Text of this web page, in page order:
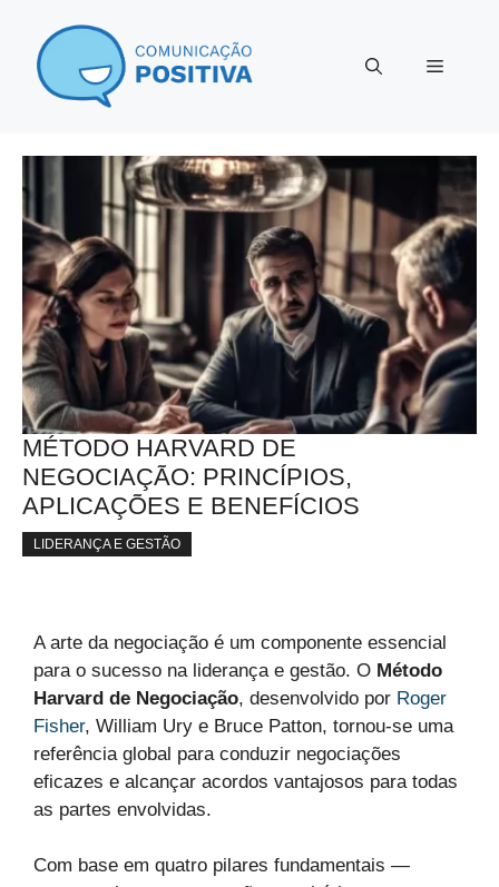
conteúdo
Menu
MÉTODO HARVARD DE
NEGOCIAÇÃO: PRINCÍPIOS,
APLICAÇÕES E BENEFÍCIOS
LIDERANÇA E GESTÃO
A arte da negociação é um componente essencial
para o sucesso na liderança e gestão. O Método
Harvard de Negociação, desenvolvido por Roger
Fisher, William Ury e Bruce Patton, tornou-se uma
referência global para conduzir negociações
eficazes e alcançar acordos vantajosos para todas
as partes envolvidas.
Com base em quatro pilares fundamentais —